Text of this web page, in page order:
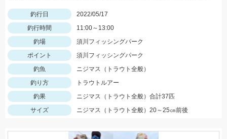
釣行日
2022/05/17
釣行時間
11:00～13:00
釣場
須川フィッシングパーク
ポイント
須川フィッシングパーク
釣魚
ニジマス（トラウト全般）
釣り方
トラウトルアー
釣果
ニジマス（トラウト全般）合計37匹
サイズ
ニジマス（トラウト全般）20～25㎝前後